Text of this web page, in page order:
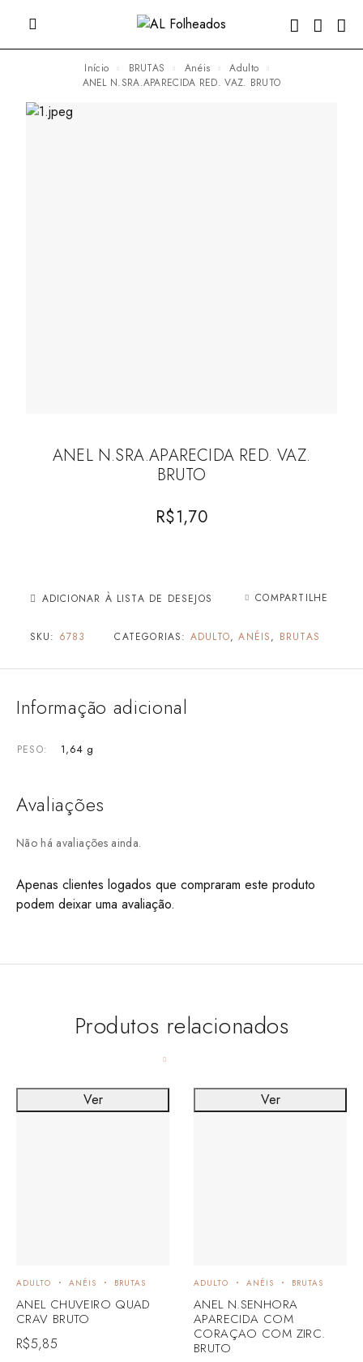
Início BRUTAS Anéis
Adulto
ANEL N.SRA.APARECIDA RED. VAZ. BRUTO
ANEL N.SRA.APARECIDA RED. VAZ.
BRUTO
R$1,70
ADICIONAR À LISTA DE DESEJOS COMPARTILHE
SKU: 6783 CATEGORIAS: ADULTO,ANÉIS, BRUTAS
Informação adicional
PESO 1,64 g
Avaliações
Não há avaliações ainda.
Apenas clientes logados que compraram este produto
podem deixar uma avaliação.
Produtos relacionados
ADULTO ANÉIS BRUTAS
ANEL CHUVEIRO QUAD
CRAV BRUTO
R$5,85
Ver
ADULTO ANÉIS BRUTAS
ANEL N.SENHORA
APARECIDA COM
CORAÇAO COM ZIRC.
BRUTO
Ver